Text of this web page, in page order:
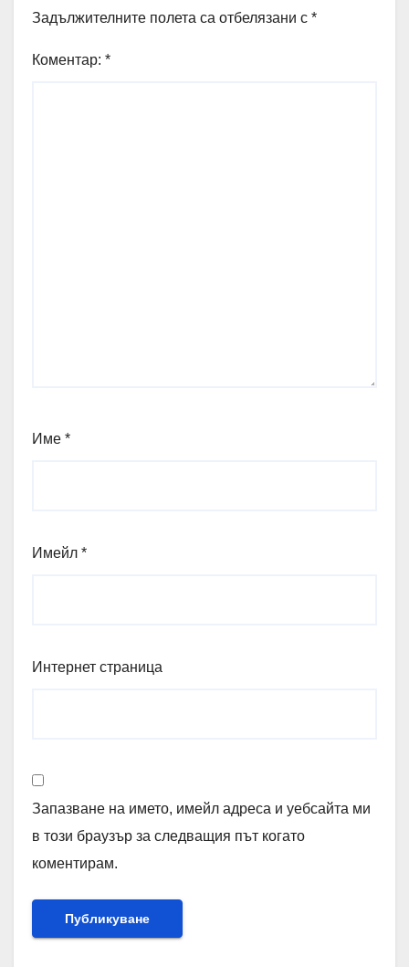
Задължителните полета са отбелязани с *
Коментар: *
Име *
Имейл *
Интернет страница
Запазване на името, имейл адреса и уебсайта ми
в този браузър за следващия път когато
коментирам.